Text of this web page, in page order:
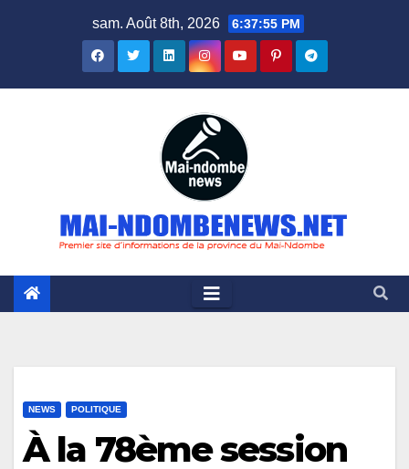
sam. Août 8th, 2026 6:37:56 PM
NEWS POLITIQUE
À la 78ème session